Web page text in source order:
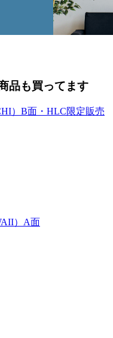
品も買ってます
）B面・HLC限定販売
）A面